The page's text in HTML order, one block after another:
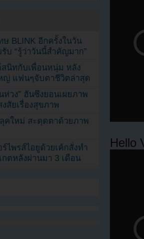
Hello
ษ BLINK อีกครั้งในวัน
บ “รู้ว่าวันนี้สำคัญมาก”
สนิทกับเพื่อนหนุ่ม หลัง
ญ่ แฟนๆจับตาชีวิตล่าสุด
วง” ฮันซึงยอนเผยภาพ
สัยเรื่องสุขภาพ
คใหม่ สะดุดตาด้วยภาพ
ไพรส์ไอยูด้วยเค้กสั่งทำ
กตหลังผ่านมา 3 เดือน